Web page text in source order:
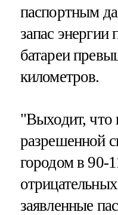
паспортным
запас энергии
батареи
километров.
"Выходит, что
разрешенной
городом в 90-
заявленные